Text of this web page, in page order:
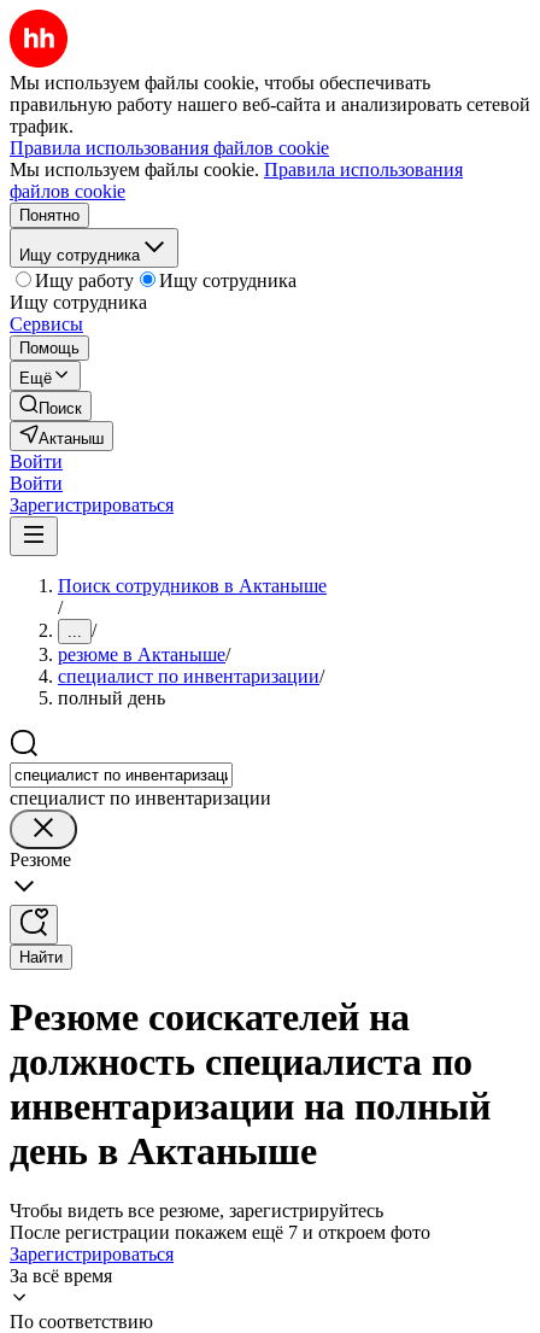
Мы используем файлы cookie, чтобы обеспечивать
правильную работу нашего веб-сайта и анализировать сетевой
трафик.
Правила использования файлов cookie
Мы используем файлы cookie. Правила использования
файлов cookie
Понятно
Ищу сотрудника
Ищу работу
Ищу сотрудника
Ищу сотрудника
Сервисы
Помощь
Ещё
Поиск
Актаныш
Войти
Войти
Зарегистрироваться
Поиск сотрудников в Актаныше
/
... /
резюме в Актаныше/
специалист по инвентаризации/
полный день
специалист по инвентаризации
Резюме
Найти
Резюме соискателей на
должность специалиста по
инвентаризации на полный
день в Актаныше
Чтобы видеть все резюме, зарегистрируйтесь
После регистрации покажем ещё 7 и откроем фото
Зарегистрироваться
За всё время
По соответствию